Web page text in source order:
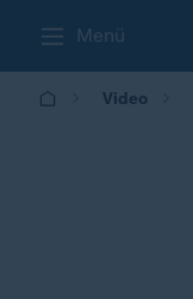
Menü
Video